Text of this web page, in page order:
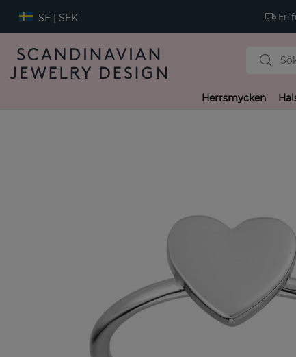
SE | SEK Fri
Herrsmycken